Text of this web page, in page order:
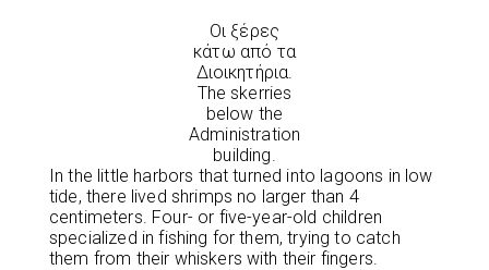
Οι ξέρες
κάτω από τα
Διοικητήρια.
The skerries
below the
Administration
building.
In the little harbors that turned into lagoons in low
tide, there lived shrimps no larger than 4
centimeters. Four- or five-year-old children
specialized in fishing for them, trying to catch
them from their whiskers with their fingers.